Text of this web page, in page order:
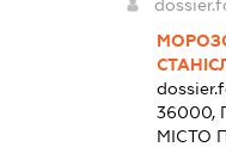
36000,
МІСТО